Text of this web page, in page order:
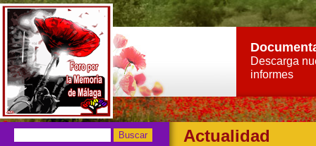
Descarga
informes
Actualidad